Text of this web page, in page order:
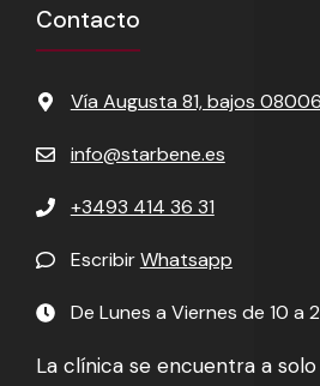
Contacto
Vía Augusta 81, bajos
info@starbene.es
+3493 414 36 31
EscribirWhatsapp
De Lunes a Viernes de 10 a
La clínica se encuentra a